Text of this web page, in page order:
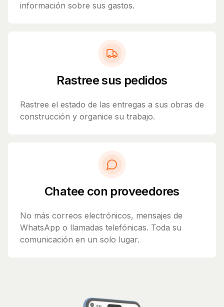
información sobre sus gastos.
Rastree sus pedidos
Rastree el estado de las entregas a sus obras de
construcción y organice su trabajo.
Chatee con proveedores
No más correos electrónicos, mensajes de
WhatsApp o llamadas telefónicas. Toda su
comunicación en un solo lugar.